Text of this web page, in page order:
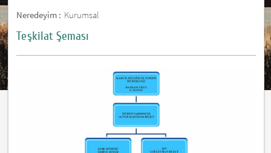
Neredeyim : Kurumsal
Teşkilat Şeması